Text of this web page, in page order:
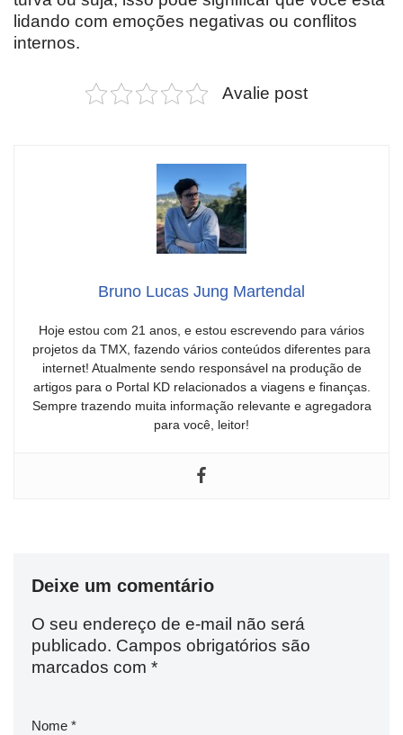
lidando com emoções negativas ou conflitos
internos.
Avalie post
Bruno Lucas Jung Martendal
Hoje estou com 21 anos, e estou escrevendo para vários
projetos da TMX, fazendo vários conteúdos diferentes para
internet! Atualmente sendo responsável na produção de
artigos para o Portal KD relacionados a viagens e finanças.
Sempre trazendo muita informação relevante e agregadora
para você, leitor!
Deixe um comentário
O seu endereço de e-mail não será
publicado. Campos obrigatórios são
marcados com *
Nome *